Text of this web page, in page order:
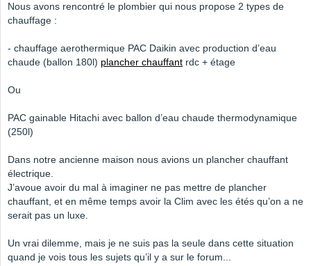
Nous avons rencontré le plombier qui nous propose 2 types de
chauffage :
- chauffage aerothermique PAC Daikin avec production d’eau
chaude (ballon 180l) plancher chauffant rdc + étage
Ou
PAC gainable Hitachi avec ballon d’eau chaude thermodynamique
(250l)
Dans notre ancienne maison nous avions un plancher chauffant
électrique.
J’avoue avoir du mal à imaginer ne pas mettre de plancher
chauffant, et en même temps avoir la Clim avec les étés qu’on a ne
serait pas un luxe.
Un vrai dilemme, mais je ne suis pas la seule dans cette situation
quand je vois tous les sujets qu’il y a sur le forum...